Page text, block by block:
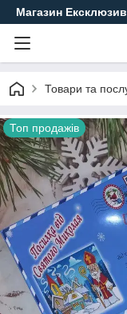
Магазин
Товари та
Топ продажів